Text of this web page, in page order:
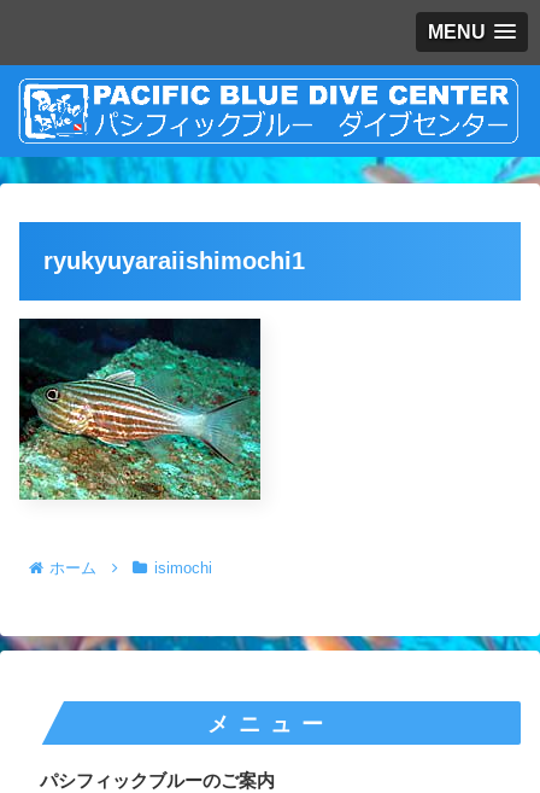
MENU
ryukyuyaraiishimochi1
ホーム isimochi
メニュー
パシフィックブルーのご案内